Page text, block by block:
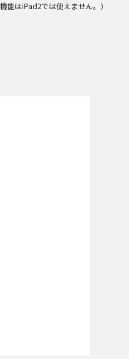
はiPad2では使えません。）